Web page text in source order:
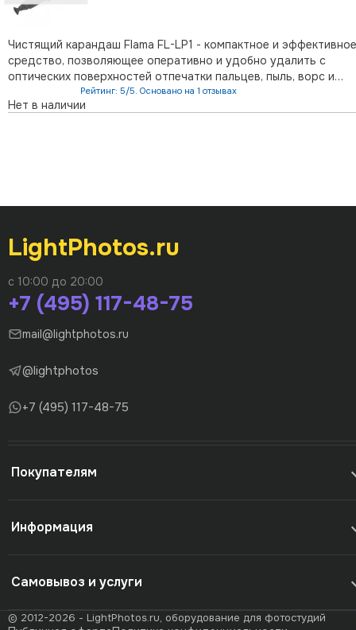
Чистящий карандаш Flama FL-LP1 - компактное и эффективное
средство, позволяющее оперативно и удобно удалить с
оптических поверхностей отпечатки пальцев, пыль, ворс и
другие загрязнения. Мягкая подушечка с самозаполняющимся
наконечником изготовлена из специального материала,
Рейтинг: 5/5. Основано на 1 отзывах
Нет в наличии
LightPhotos.ru
с 10:00 до 20:00
+7 (495) 117-48-75
mail@lightphotos.ru
@lightphotos
+7 (495) 117-48-75
Покупателям
Информация
Самовывоз и услуги
© 2012-2026 - LightPhotos.ru, оборудование для фотостудий